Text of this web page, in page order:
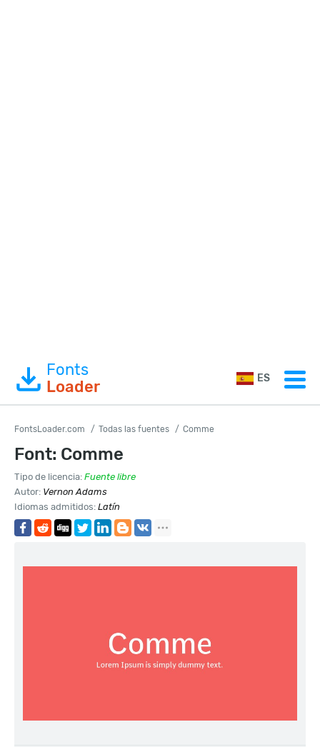
Fonts
Loader
ES
FontsLoader.com Todas las fuentes Comme
Font: Comme
Tipo de licencia: Fuente libre
Autor: Vernon Adams
Idiomas admitidos: Latín